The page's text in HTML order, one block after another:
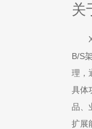
关
B/S
理，
具体
品、
扩展